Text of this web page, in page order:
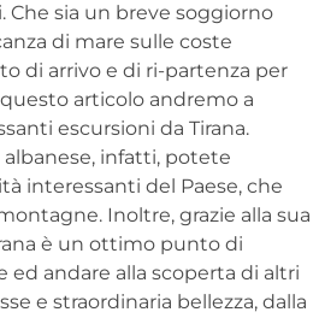
Che sia un breve soggiorno
di mare sulle coste
di arrivo e di ri-partenza per
articolo andremo a
escursioni da Tirana.
infatti, potete
interessanti del Paese, che
Inoltre, grazie alla sua
è un ottimo punto di
ed andare alla scoperta di altri
e straordinaria bellezza, dalla